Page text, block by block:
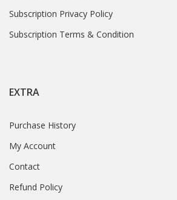
Subscription Privacy Policy
Subscription Terms & Condition
EXTRA
Purchase History
My Account
Contact
Refund Policy